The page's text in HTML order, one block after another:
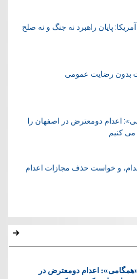
آمریکا: پایان راهبرد نه جنگ و نه صلح
بدون رضایت عمومی
اعدام دومعترض در اصفهان را
کنیم
و خواست حذف مجازات اعدام
اعدام دومعترض در